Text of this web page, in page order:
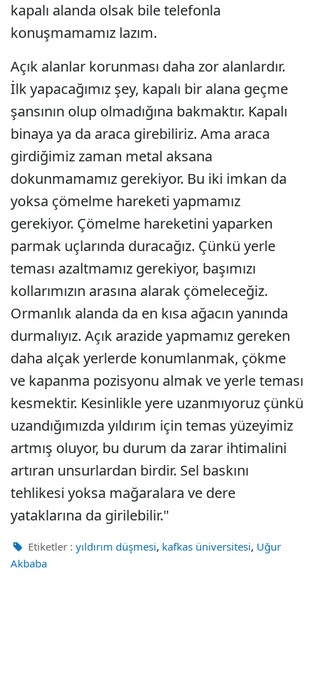
kapalı alanda olsak bile telefonla
konuşmamamız lazım.
Açık alanlar korunması daha zor alanlardır.
İlk yapacağımız şey, kapalı bir alana geçme
şansının olup olmadığına bakmaktır. Kapalı
binaya ya da araca girebiliriz. Ama araca
girdiğimiz zaman metal aksana
dokunmamamız gerekiyor. Bu iki imkan da
yoksa çömelme hareketi yapmamız
gerekiyor. Çömelme hareketini yaparken
parmak uçlarında duracağız. Çünkü yerle
teması azaltmamız gerekiyor, başımızı
kollarımızın arasına alarak çömeleceğiz.
Ormanlık alanda da en kısa ağacın yanında
durmalıyız. Açık arazide yapmamız gereken
daha alçak yerlerde konumlanmak, çökme
ve kapanma pozisyonu almak ve yerle teması
kesmektir. Kesinlikle yere uzanmıyoruz çünkü
uzandığımızda yıldırım için temas yüzeyimiz
artmış oluyor, bu durum da zarar ihtimalini
artıran unsurlardan birdir. Sel baskını
tehlikesi yoksa mağaralara ve dere
yataklarına da girilebilir."
Etiketler : yıldırım düşmesi, kafkas üniversitesi, Uğur
Akbaba